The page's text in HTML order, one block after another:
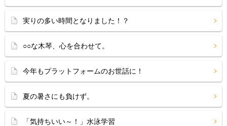
実りの多い時間となりました！？
○○な木琴、心を合わせて。
今年もプラットフォームのお世話に！
夏の暑さにも負けず。
「気持ちいい～！」水泳学習